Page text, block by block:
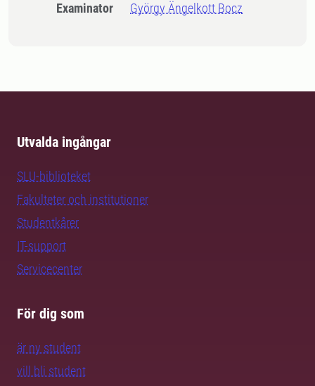
Examinator György Ängelkott Bocz
Utvalda ingångar
SLU-biblioteket
Fakulteter och institutioner
Studentkårer
IT-support
Servicecenter
För dig som
är ny student
vill bli student